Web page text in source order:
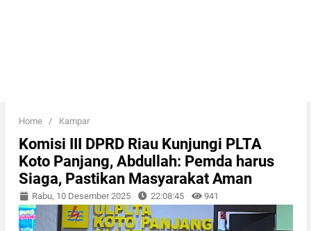
Home / Kampar
Komisi III DPRD Riau Kunjungi PLTA
Koto Panjang, Abdullah: Pemda harus
Siaga, Pastikan Masyarakat Aman
Rabu, 10 Desember 2025 22:08:45 941